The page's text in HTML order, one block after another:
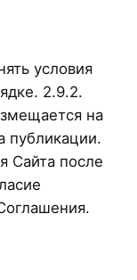
условия
2.9.2.
на
публикации.
Сайта после